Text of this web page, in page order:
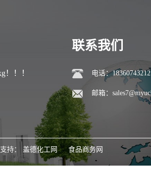
！！！
联系我们
电话：18360743212
邮箱：
持： 盖德化工网 食品商务网